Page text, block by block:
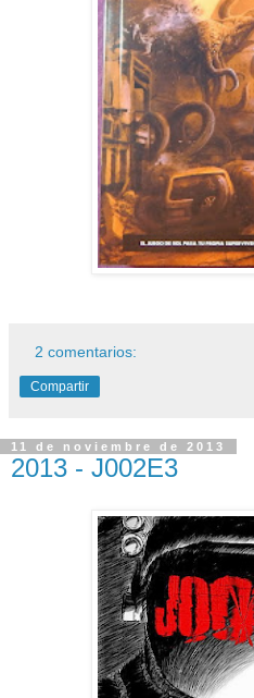
2 comentarios:
Compartir
11 de noviembre de 2013
2013 - J002E3